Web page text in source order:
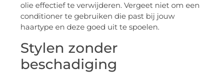
olie effectief te verwijderen. Vergeet niet om een
conditioner te gebruiken die past bij jouw
haartype en deze goed uit te spoelen.
Stylen zonder
beschadiging